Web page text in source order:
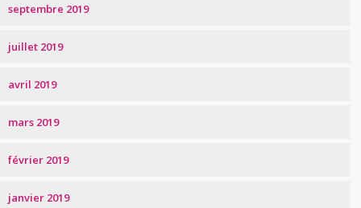
septembre 2019
juillet 2019
avril 2019
mars 2019
février 2019
janvier 2019